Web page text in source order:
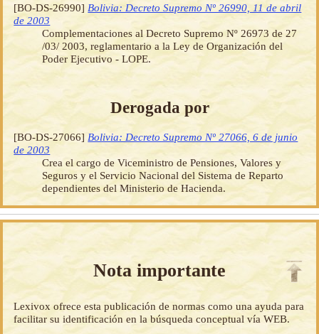
[BO-DS-26990] Bolivia: Decreto Supremo Nº 26990, 11 de abril
de 2003
Complementaciones al Decreto Supremo Nº 26973 de 27
/03/ 2003, reglamentario a la Ley de Organización del
Poder Ejecutivo - LOPE.
Derogada por
[BO-DS-27066] Bolivia: Decreto Supremo Nº 27066, 6 de junio
de 2003
Crea el cargo de Viceministro de Pensiones, Valores y
Seguros y el Servicio Nacional del Sistema de Reparto
dependientes del Ministerio de Hacienda.
Nota importante
Lexivox ofrece esta publicación de normas como una ayuda para
facilitar su identificación en la búsqueda conceptual vía WEB.